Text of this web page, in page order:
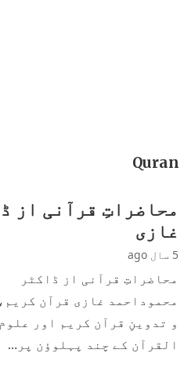
Quran
محاضراتِ قرآنی از
غازی
5 سال ago
محاضراتِ قرآنی از ڈاکٹر
محموداحمد غازی قرآن
و تدوینِ قرآن کریم اور علوم
القرآن کے چند پہلوؤن پر…